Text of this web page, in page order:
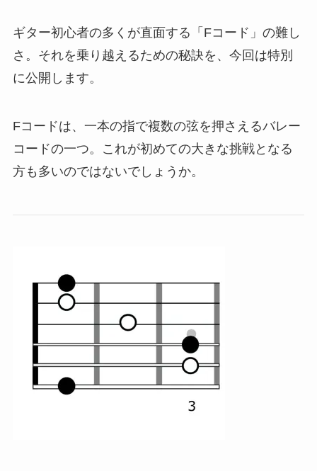
ギター初心者の多くが直面する「Fコード」の難し
さ。それを乗り越えるための秘訣を、今回は特別
に公開します。
Fコードは、一本の指で複数の弦を押さえるバレー
コードの一つ。これが初めての大きな挑戦となる
方も多いのではないでしょうか。